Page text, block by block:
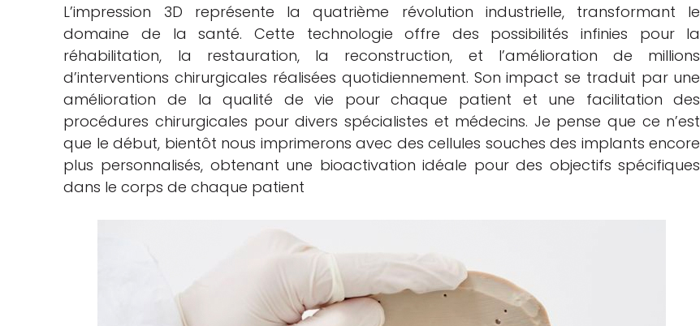
L’impression 3D représente la quatrième révolution industrielle, transformant le
domaine de la santé. Cette technologie offre des possibilités infinies pour la
réhabilitation, la restauration, la reconstruction, et l’amélioration de millions
d’interventions chirurgicales réalisées quotidiennement. Son impact se traduit par une
amélioration de la qualité de vie pour chaque patient et une facilitation des
procédures chirurgicales pour divers spécialistes et médecins. Je pense que ce n’est
que le début, bientôt nous imprimerons avec des cellules souches des implants encore
plus personnalisés, obtenant une bioactivation idéale pour des objectifs spécifiques
dans le corps de chaque patient